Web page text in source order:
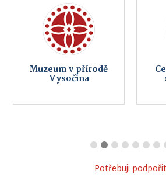
Muzeum v přírodě
Vysočina
Potřebuji podpořit